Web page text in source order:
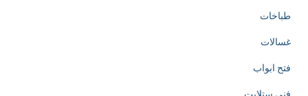
طباخات
غسالات
فتح ابواب
فني ستلايت